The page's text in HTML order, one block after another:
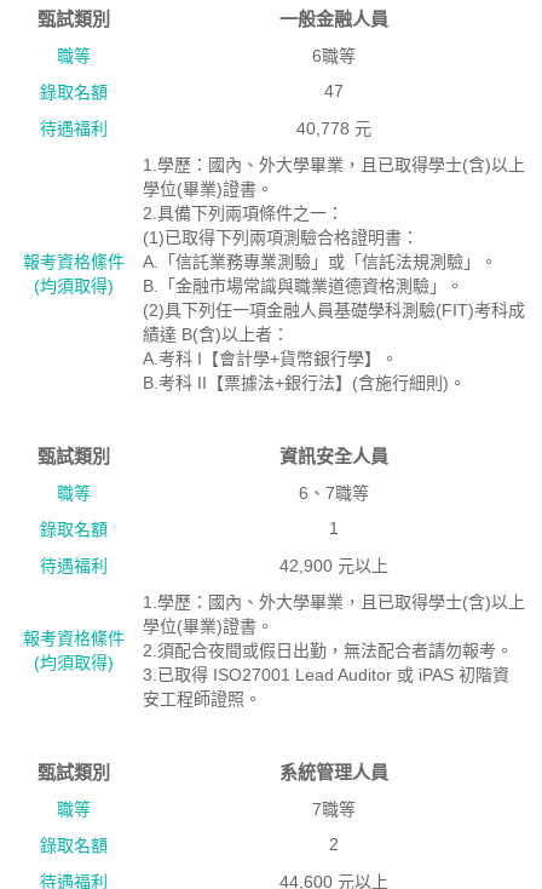
甄試類別 一般金融人員
職等
6職等
錄取名額
47
待遇福利
40,778 元
報考資格絛件
(均須取得)
1.學歷：國內、外大學畢業，且已取得學士(含)以上
學位(畢業)證書。
2.具備下列兩項條件之一：
(1)已取得下列兩項測驗合格證明書：
A.「信託業務專業測驗」或「信託法規測驗」。
B.「金融市場常識與職業道德資格測驗」。
(2)具下列任一項金融人員基礎學科測驗(FIT)考科成
績達 B(含)以上者：
A.考科 I【會計學+貨幣銀行學】。
B.考科 II【票據法+銀行法】(含施行細則)。
甄試類別 資訊安全人員
職等
6、7職等
錄取名額
1
待遇福利
42,900 元以上
報考資格絛件
(均須取得)
1.學歷：國內、外大學畢業，且已取得學士(含)以上
學位(畢業)證書。
2.須配合夜間或假日出勤，無法配合者請勿報考。
3.已取得 ISO27001 Lead Auditor 或 iPAS 初階資
安工程師證照。
甄試類別 系統管理人員
職等
7職等
錄取名額
2
待遇福利
44,600 元以上